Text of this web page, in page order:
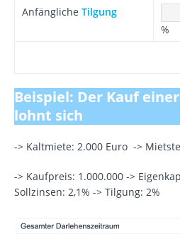
Anfängliche Tilgung
%
Beispiel: Der Kauf
lohnt sich
-> Kaltmiete: 2.000 Euro ->
-> Kaufpreis: 1.000.000 ->
Sollzinsen: 2,1% -> Tilgung: 2%